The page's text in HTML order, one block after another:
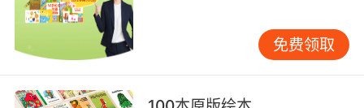
免费领取